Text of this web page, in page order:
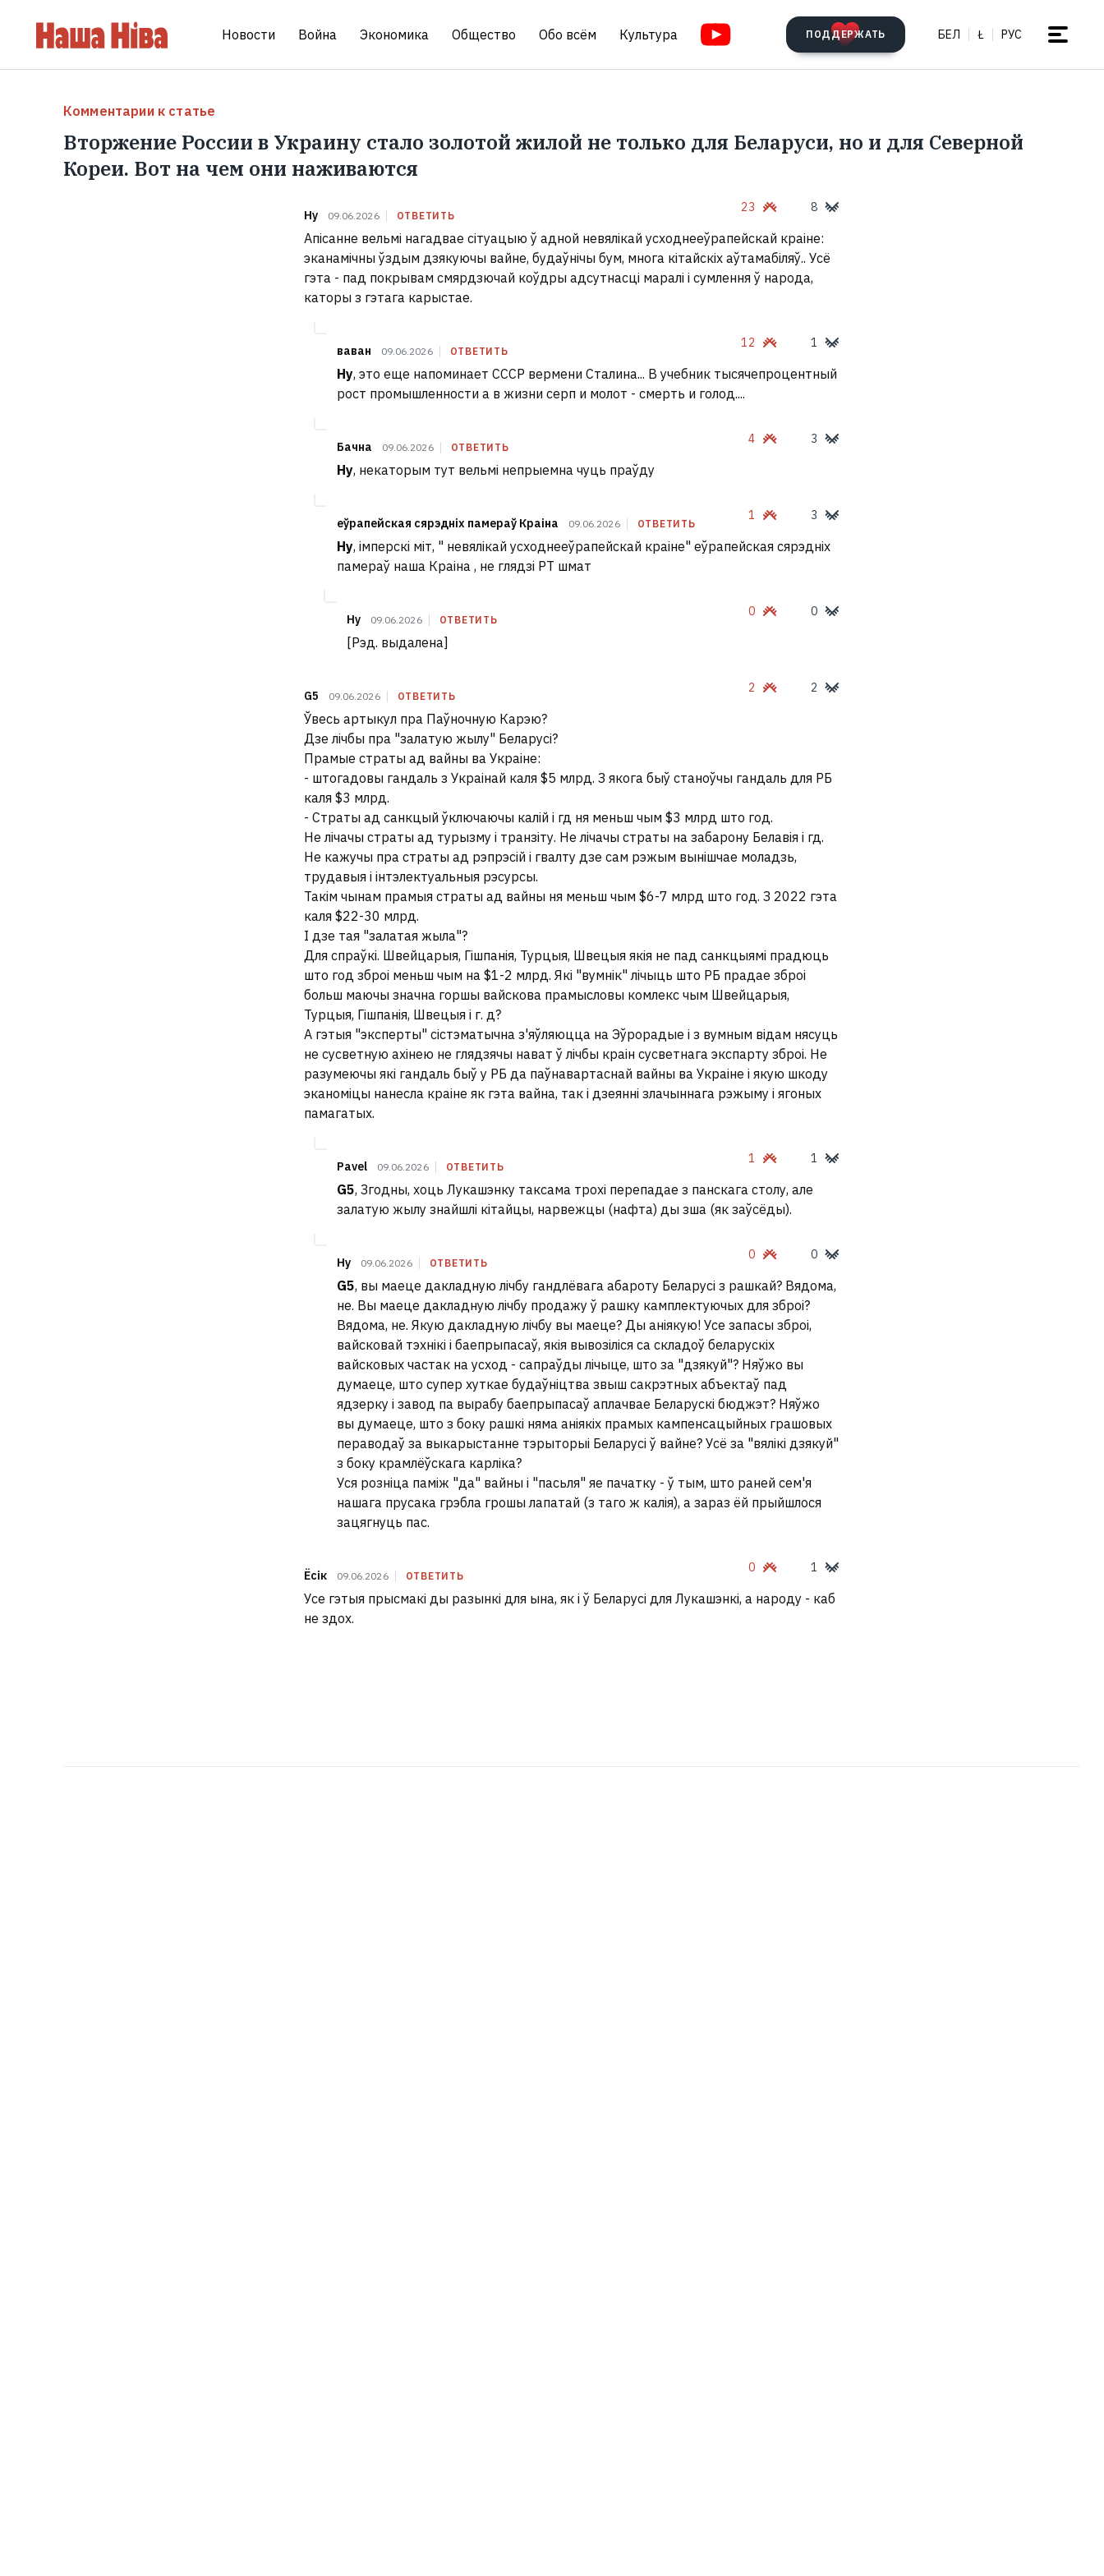
Новости Война Экономика Общество Обо всём Культура ПОДДЕРЖАТЬ БЕЛ Ł РУС
Комментарии к статье
Вторжение России в Украину стало золотой жилой не только для Беларуси, но и для Северной
Кореи. Вот на чем они наживаются
Ну 09.06.2026 ОТВЕТИТЬ
23 8
Апісанне вельмі нагадвае сітуацыю ў адной невялікай усходнееўрапейскай краіне:
эканамічны ўздым дзякуючы вайне, будаўнічы бум, многа кітайскіх аўтамабіляў.. Усё
гэта - пад покрывам смярдзючай коўдры адсутнасці маралі і сумлення ў народа,
каторы з гэтага карыстае.
ваван 09.06.2026 ОТВЕТИТЬ
12 1
Ну, это еще напоминает СССР вермени Сталина... В учебник тысячепроцентный
рост промышленности а в жизни серп и молот - смерть и голод....
Бачна 09.06.2026 ОТВЕТИТЬ
4 3
Ну, некаторым тут вельмі непрыемна чуць праўду
еўрапейская сярэдніх памераў Краіна 09.06.2026 ОТВЕТИТЬ
1 3
Ну, імперскі міт, " невялікай усходнееўрапейскай краіне" еўрапейская сярэдніх
памераў наша Краіна , не глядзі РТ шмат
Ну 09.06.2026 ОТВЕТИТЬ
0 0
[Рэд. выдалена]
G5 09.06.2026 ОТВЕТИТЬ
2 2
Ўвесь артыкул пра Паўночную Карэю?
Дзе лічбы пра "залатую жылу" Беларусі?
Прамые страты ад вайны ва Украіне:
- штогадовы гандаль з Украінай каля $5 млрд. З якога быў станоўчы гандаль для РБ
каля $3 млрд.
- Страты ад санкцый ўключаючы калій і гд ня меньш чым $3 млрд што год.
Не лічачы страты ад турызму і транзіту. Не лічачы страты на забарону Белавія і гд.
Не кажучы пра страты ад рэпрэсій і гвалту дзе сам рэжым вынішчае моладзь,
трудавыя і інтэлектуальныя рэсурсы.
Такім чынам прамыя страты ад вайны ня меньш чым $6-7 млрд што год. З 2022 гэта
каля $22-30 млрд.
І дзе тая "залатая жыла"?
Для спраўкі. Швейцарыя, Гішпанія, Турцыя, Швецыя якія не пад санкцыямі прадюць
што год зброі меньш чым на $1-2 млрд. Які "вумнік" лічыць што РБ прадае зброі
больш маючы значна горшы вайскова прамысловы комлекс чым Швейцарыя,
Турцыя, Гішпанія, Швецыя і г. д?
А гэтыя "эксперты" сістэматычна з'яўляюцца на Эўрорадые і з вумным відам нясуць
не сусветную ахінею не глядзячы нават ў лічбы краін сусветнага экспарту зброі. Не
разумеючы які гандаль быў у РБ да паўнавартаснай вайны ва Украіне і якую шкоду
эканоміцы нанесла краіне як гэта вайна, так і дзеянні злачыннага рэжыму і ягоных
памагатых.
Pavel 09.06.2026 ОТВЕТИТЬ
1 1
G5, Згодны, хоць Лукашэнку таксама трохі перепадае з панскага столу, але
залатую жылу знайшлі кітайцы, нарвежцы (нафта) ды зша (як заўсёды).
Ну 09.06.2026 ОТВЕТИТЬ
0 0
G5, вы маеце дакладную лічбу гандлёвага абароту Беларусі з рашкай? Вядома,
не. Вы маеце дакладную лічбу продажу ў рашку камплектуючых для зброі?
Вядома, не. Якую дакладную лічбу вы маеце? Ды аніякую! Усе запасы зброі,
вайсковай тэхнікі і баепрыпасаў, якія вывозіліся са складоў беларускіх
вайсковых частак на усход - сапраўды лічыце, што за "дзякуй"? Няўжо вы
думаеце, што супер хуткае будаўніцтва звыш сакрэтных абъектаў пад
ядзерку і завод па вырабу баепрыпасаў аплачвае Беларускі бюджэт? Няўжо
вы думаеце, што з боку рашкі няма аніякіх прамых кампенсацыйных грашовых
пераводаў за выкарыстанне тэрыторыі Беларусі ў вайне? Усё за "вялікі дзякуй"
з боку крамлёўскага карліка?
Уся розніца паміж "да" вайны і "пасьля" яе пачатку - ў тым, што раней сем'я
нашага прусака грэбла грошы лапатай (з таго ж калія), а зараз ёй прыйшлося
зацягнуць пас.
Ёсік 09.06.2026 ОТВЕТИТЬ
0 1
Усе гэтыя прысмакі ды разынкі для ына, як і ў Беларусі для Лукашэнкі, а народу - каб
не здох.